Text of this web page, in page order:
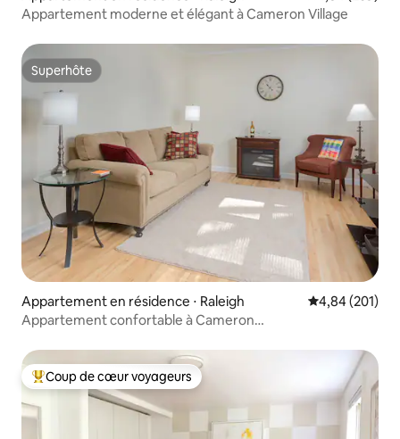
Appartement moderne et élégant à Cameron Village
Superhôte
Superhôte
Appartement en résidence ⋅ Raleigh Évaluation
4,84 (201)
Appartement confortable à Cameron
Coups de cœur voyageurs les plus appréciés
Coup de cœur voyageurs